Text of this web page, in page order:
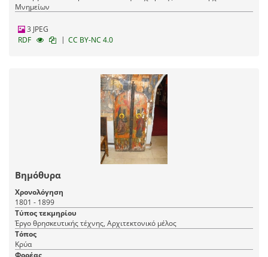
Μνημείων
3 JPEG
RDF
| CC BY-NC 4.0
Βημόθυρα
Χρονολόγηση
1801 - 1899
Τύπος τεκμηρίου
Έργο θρησκευτικής τέχνης, Αρχιτεκτονικό μέλος
Τόπος
Κρύα